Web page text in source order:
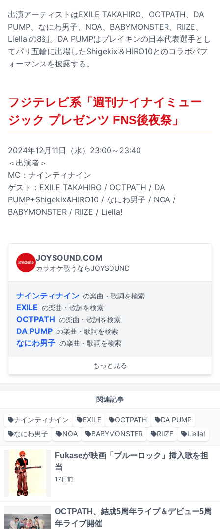
出演アーティストはEXILE TAKAHIRO、OCTPATH、DA
PUMP、なにわ男子、NOA、BABYMONSTER、RIIZE、
Liella!の8組。DA PUMPはブレイキンの日本代表選手とし
てパリ五輪に出場したShigekix＆HIRO10とのコラボパフ
ォーマンスを披露する。
フジテレビ系「週刊ナイナイミュー
ジック プレゼンツ FNS後夜祭」
2024年12月11日（水）23:00～23:40
＜出演者＞
MC：ナインティナイン
ゲスト：EXILE TAKAHIRO / OCTPATH / DA
PUMP+Shigekix&HIRO10 / なにわ男子 / NOA /
BABYMONSTER / RIIZE / Liella!
JOYSOUND.COM
カラオケ歌うならJOYSOUND
ナインティナイン の楽曲・歌詞を検索
EXILE の楽曲・歌詞を検索
OCTPATH の楽曲・歌詞を検索
DA PUMP の楽曲・歌詞を検索
なにわ男子 の楽曲・歌詞を検索
もっと見る
関連記事
ナインティナイン EXILE OCTPATH
DA PUMP
なにわ男子
NOA BABYMONSTER RIIZE Liella!
Fukaseが映画「ブルーロック」挿入歌を担
当
17日前
OCTPATH、結成5周年ライブ＆デビュー5周
年ライブ開催